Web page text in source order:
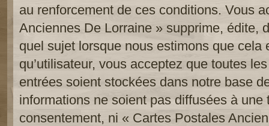
au renforcement de ces conditions. Vous
Anciennes De Lorraine » supprime, édite,
quel sujet lorsque nous estimons que cela
qu’utilisateur, vous acceptez que toutes
entrées soient stockées dans notre base
informations ne soient pas diffusées à une
consentement, ni « Cartes Postales